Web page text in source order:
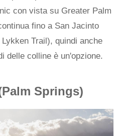
con vista su Greater Palm
fino a San Jacinto
Trail), quindi anche
delle colline è un'opzione.
Springs)